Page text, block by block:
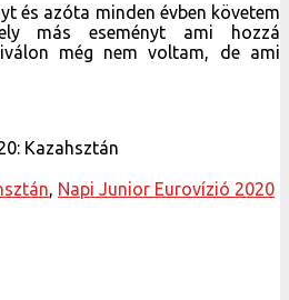
és azóta minden évben követem
más eseményt ami hozzá
még nem voltam, de ami
Kazahsztán
, Napi Junior Eurovízió 2020